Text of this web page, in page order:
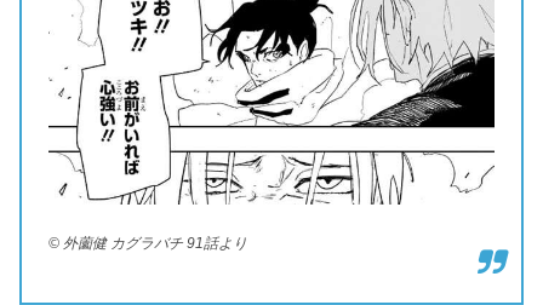
© 外薗健 カグラバチ 91話より